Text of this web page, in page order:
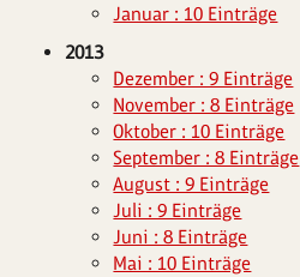
Januar : 10 Einträge
2013
Dezember : 9 Einträge
November : 8 Einträge
Oktober : 10 Einträge
September : 8 Einträge
August : 9 Einträge
Juli : 9 Einträge
Juni : 8 Einträge
Mai : 10 Einträge